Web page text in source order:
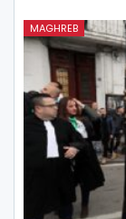
MAGHREB